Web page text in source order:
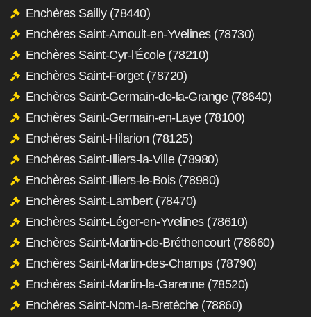
Enchères Sailly (78440)
Enchères Saint-Arnoult-en-Yvelines (78730)
Enchères Saint-Cyr-l'École (78210)
Enchères Saint-Forget (78720)
Enchères Saint-Germain-de-la-Grange (78640)
Enchères Saint-Germain-en-Laye (78100)
Enchères Saint-Hilarion (78125)
Enchères Saint-Illiers-la-Ville (78980)
Enchères Saint-Illiers-le-Bois (78980)
Enchères Saint-Lambert (78470)
Enchères Saint-Léger-en-Yvelines (78610)
Enchères Saint-Martin-de-Bréthencourt (78660)
Enchères Saint-Martin-des-Champs (78790)
Enchères Saint-Martin-la-Garenne (78520)
Enchères Saint-Nom-la-Bretèche (78860)